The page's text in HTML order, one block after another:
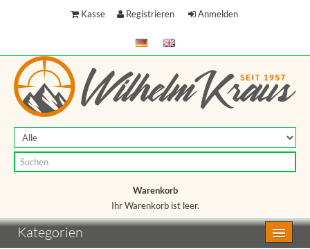
Kasse Registrieren Anmelden
Warenkorb
Ihr Warenkorb ist leer.
Warenkorb
Kategorien